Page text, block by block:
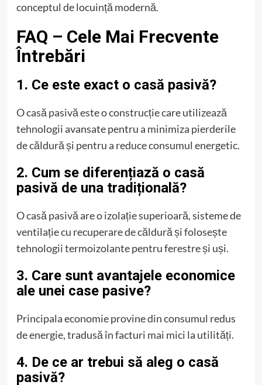
conceptul de locuință modernă.
FAQ – Cele Mai Frecvente
Întrebări
1. Ce este exact o casă pasivă?
O casă pasivă este o construcție care utilizează
tehnologii avansate pentru a minimiza pierderile
de căldură și pentru a reduce consumul energetic.
2. Cum se diferențiază o casă
pasivă de una tradițională?
O casă pasivă are o izolație superioară, sisteme de
ventilație cu recuperare de căldură și folosește
tehnologii termoizolante pentru ferestre și uși.
3. Care sunt avantajele economice
ale unei case pasive?
Principala economie provine din consumul redus
de energie, tradusă în facturi mai mici la utilități.
4. De ce ar trebui să aleg o casă
pasivă?